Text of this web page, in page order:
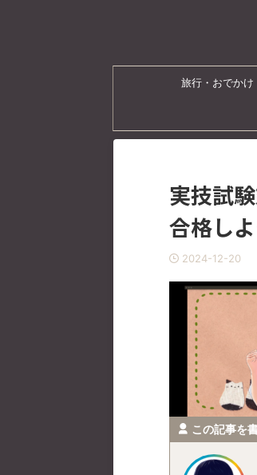
旅行・おでかけ
実技試
合格し
2024-12-20
この記事を